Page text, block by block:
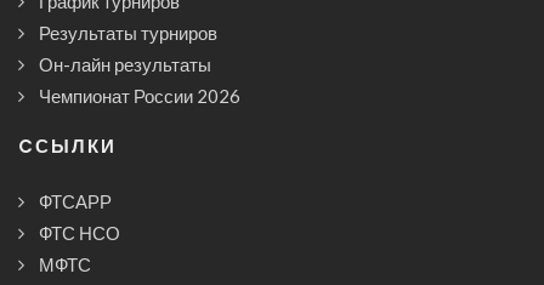
Результаты турниров
Он-лайн результаты
Чемпионат России 2026
CСЫЛКИ
ФТСАРР
ФТС НСО
МФТС